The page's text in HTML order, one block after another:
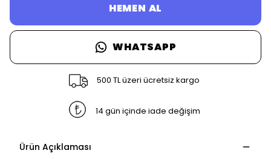
HEMEN AL
WHATSAPP
500 TL üzeri ücretsiz kargo
14 gün içinde iade değişim
Ürün Açıklaması